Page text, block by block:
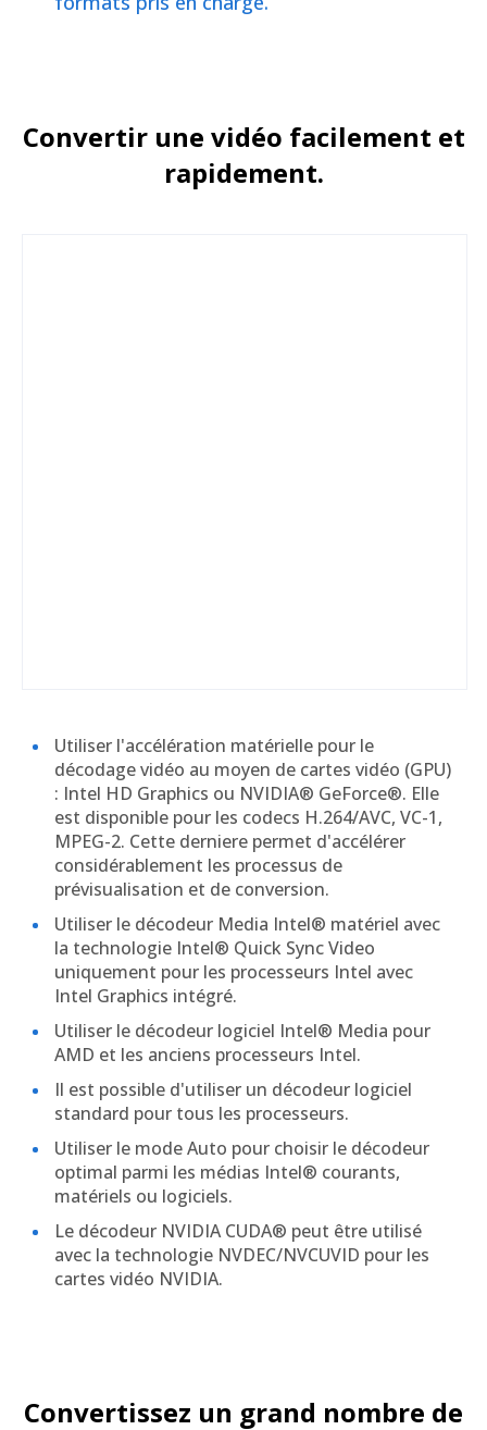
Convertir une vidéo facilement et
rapidement.
Utiliser l'accélération matérielle pour le
décodage vidéo au moyen de cartes vidéo (GPU)
: Intel HD Graphics ou NVIDIA® GeForce®. Elle
est disponible pour les codecs H.264/AVC, VC-1,
MPEG-2. Cette derniere permet d'accélérer
considérablement les processus de
prévisualisation et de conversion.
Utiliser le décodeur Media Intel® matériel avec
la technologie Intel® Quick Sync Video
uniquement pour les processeurs Intel avec
Intel Graphics intégré.
Utiliser le décodeur logiciel Intel® Media pour
AMD et les anciens processeurs Intel.
Il est possible d'utiliser un décodeur logiciel
standard pour tous les processeurs.
Utiliser le mode Auto pour choisir le décodeur
optimal parmi les médias Intel® courants,
matériels ou logiciels.
Le décodeur NVIDIA CUDA® peut être utilisé
avec la technologie NVDEC/NVCUVID pour les
cartes vidéo NVIDIA.
Convertissez un grand nombre de